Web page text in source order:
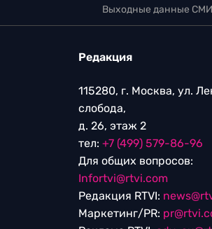
Выходные данные СМИ
Редакция
115280, г. Москва, ул.
слобода,
д. 26, этаж 2
тел: +7 (499) 579-86-96
Для общих вопросов:
Infortvi@rtvi.com
Редакция RTVI:
Маркетинг/PR: